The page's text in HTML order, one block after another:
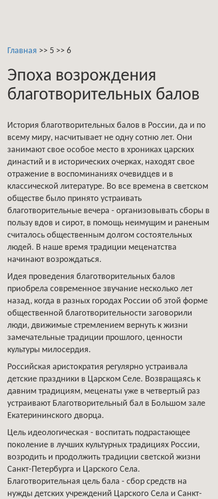
Главная >> 5 >> 6
Эпоха возрождения
благотворительных балов
История благотворительных балов в России, да и по
всему миру, насчитывает не одну сотню лет. Они
занимают свое особое место в хрониках царских
династий и в исторических очерках, находят свое
отражение в воспоминаниях очевидцев и в
классической литературе. Во все времена в светском
обществе было принято устраивать
благотворительные вечера - организовывать сборы в
пользу вдов и сирот, в помощь неимущим и раненым
считалось общественным долгом состоятельных
людей. В наше время традиции меценатства
начинают возрождаться.
Идея проведения благотворительных балов
приобрела современное звучание несколько лет
назад, когда в разных городах России об этой форме
общественной благотворительности заговорили
люди, движимые стремлением вернуть к жизни
замечательные традиции прошлого, ценности
культуры милосердия.
Российская аристократия регулярно устраивала
детские праздники в Царском Селе. Возвращаясь к
давним традициям, меценаты уже в четвертый раз
устраивают Благотворительный бал в Большом зале
Екатерининского дворца.
Цель идеологическая - воспитать подрастающее
поколение в лучших культурных традициях России,
возродить и продолжить традиции светской жизни
Санкт-Петербурга и Царского Села.
Благотворительная цель бала - сбор средств на
нужды детских учреждений Царского Села и Санкт-